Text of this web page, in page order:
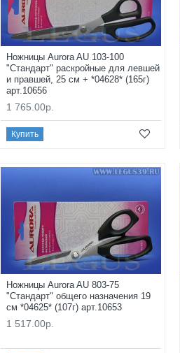
Ножницы Aurora AU 103-100
"Стандарт" раскройные для левшей
и правшей, 25 см + *04628* (165г)
арт.10656
1 765.00р.
Купить
Ножницы Aurora AU 803-75
"Стандарт" общего назначения 19
см *04625* (107г) арт.10653
1 517.00р.